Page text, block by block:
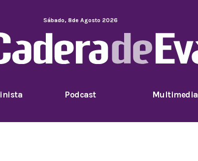
Sábado, 8de Agosto 2026
Podcast Multimedia